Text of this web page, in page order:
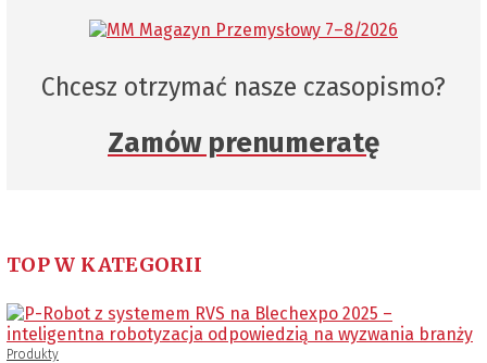
Chcesz otrzymać nasze czasopismo?
Zamów prenumeratę
TOP W KATEGORII
Produkty